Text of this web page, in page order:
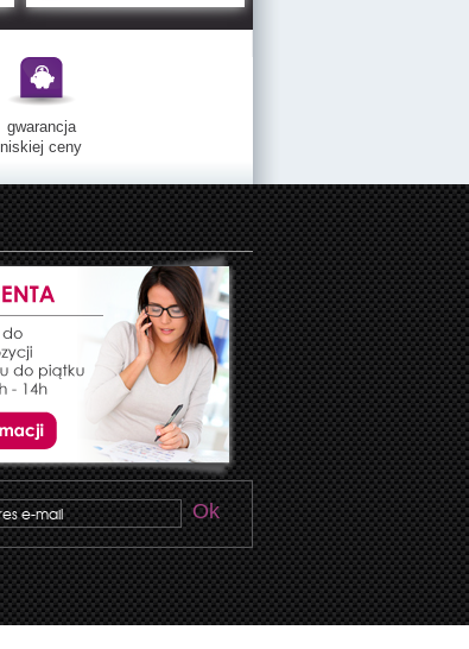
gwarancja
niskiej ceny
Ok